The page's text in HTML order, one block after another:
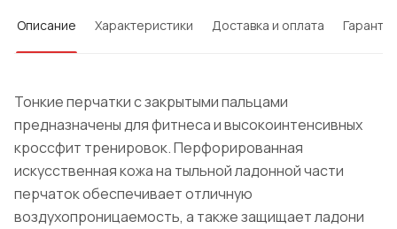
Описание Характеристики Доставка и оплата
Тонкие перчатки с закрытыми пальцами
предназначены для фитнеса и высокоинтенсивных
кроссфит тренировок. Перфорированная
искусственная кожа на тыльной ладонной части
перчаток обеспечивает отличную
воздухопроницаемость, а также защищает ладони